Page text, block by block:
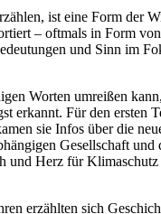
ist eine Form der
– oftmals in Form
und Sinn im
Worten umreißen
erkannt. Für den ersten
sie Infos über die
Gesellschaft und
und Herz für
erzählten sich